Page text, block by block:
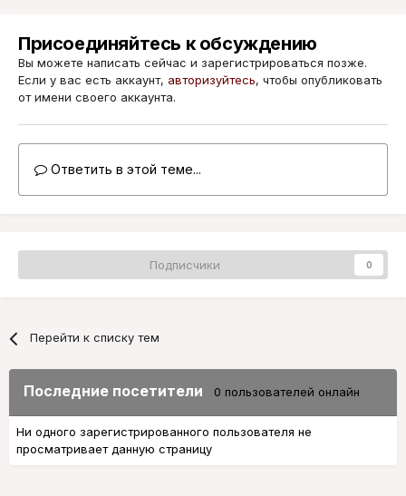
Присоединяйтесь к обсуждению
Вы можете написать сейчас и зарегистрироваться позже.
Если у вас есть аккаунт, авторизуйтесь, чтобы опубликовать
от имени своего аккаунта.
Ответить в этой теме...
Подписчики 0
Перейти к списку тем
Последние посетители 0 пользователей онлайн
Ни одного зарегистрированного пользователя не
просматривает данную страницу